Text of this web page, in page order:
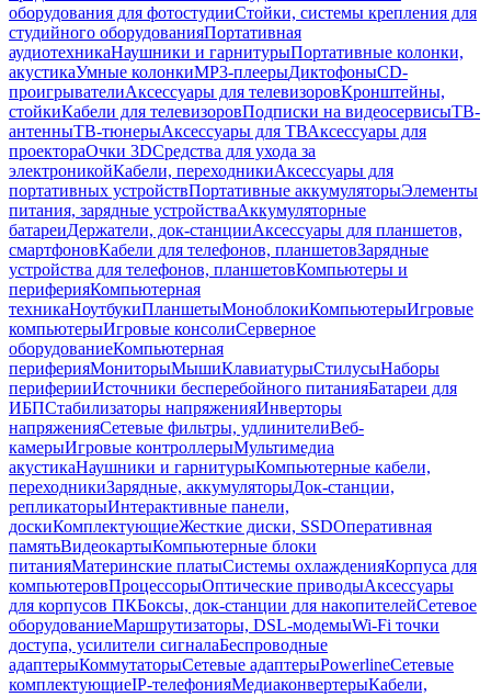
оборудования для фотостудииСтойки, системы крепления для
студийного оборудованияПортативная
аудиотехникаНаушники и гарнитурыПортативные колонки,
акустикаУмные колонкиMP3-плеерыДиктофоныCD-
проигрывателиАксессуары для телевизоровКронштейны,
стойкиКабели для телевизоровПодписки на видеосервисыТВ-
антенныТВ-тюнерыАксессуары для ТВАксессуары для
проектораОчки 3DСредства для ухода за
электроникойКабели, переходникиАксессуары для
портативных устройствПортативные аккумуляторыЭлементы
питания, зарядные устройстваАккумуляторные
батареиДержатели, док-станцииАксессуары для планшетов,
смартфоновКабели для телефонов, планшетовЗарядные
устройства для телефонов, планшетовКомпьютеры и
периферияКомпьютерная
техникаНоутбукиПланшетыМоноблокиКомпьютерыИгровые
компьютерыИгровые консолиСерверное
оборудованиеКомпьютерная
периферияМониторыМышиКлавиатурыСтилусыНаборы
периферииИсточники бесперебойного питанияБатареи для
ИБПСтабилизаторы напряженияИнверторы
напряженияСетевые фильтры, удлинителиВеб-
камерыИгровые контроллерыМультимедиа
акустикаНаушники и гарнитурыКомпьютерные кабели,
переходникиЗарядные, аккумуляторыДок-станции,
репликаторыИнтерактивные панели,
доскиКомплектующиеЖесткие диски, SSDОперативная
памятьВидеокартыКомпьютерные блоки
питанияМатеринские платыСистемы охлажденияКорпуса для
компьютеровПроцессорыОптические приводыАксессуары
для корпусов ПКБоксы, док-станции для накопителейСетевое
оборудованиеМаршрутизаторы, DSL-модемыWi-Fi точки
доступа, усилители сигналаБеспроводные
адаптерыКоммутаторыСетевые адаптерыPowerlineСетевые
комплектующиеIP-телефонияМедиаконвертерыКабели,